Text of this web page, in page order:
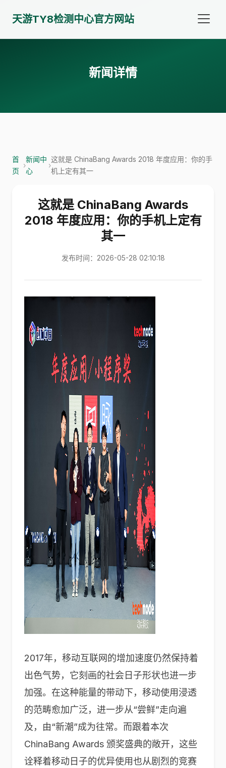
天游TY8检测中心官方网站
新闻详情
首
页
›
新闻中
心
›
这就是 ChinaBang Awards 2018 年度应用：你的手
机上定有其一
这就是 ChinaBang Awards
2018 年度应用：你的手机上定有
其一
发布时间：2026-05-28 02:10:18
2017年，移动互联网的增加速度仍然保持着
出色气势，它刻画的社会日子形状也进一步
加强。在这种能量的带动下，移动使用浸透
的范畴愈加广泛，进一步从“尝鲜”走向遍
及，由“新潮”成为往常。而跟着本次
ChinaBang Awards 颁奖盛典的敞开，这些
诠释着移动日子的优异使用也从剧烈的竞赛